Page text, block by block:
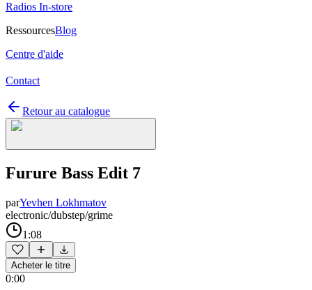
Radios In-store
RessourcesBlog
Centre d'aide
Contact
Retour au catalogue
Furure Bass Edit 7
parYevhen Lokhmatov
electronic/dubstep/grime
1:08
Acheter le titre
0:00